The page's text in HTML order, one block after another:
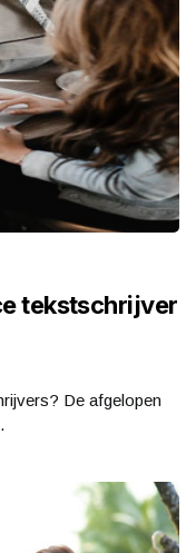
tekstschrijver
De afgelopen